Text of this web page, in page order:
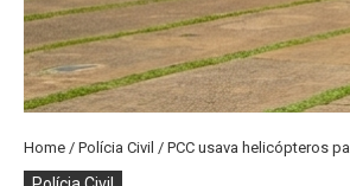
Home / Polícia Civil / PCC usava helicópteros